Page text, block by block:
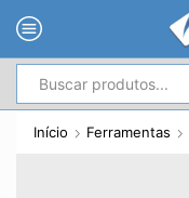
Início Ferramentas